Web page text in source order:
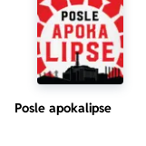
Posle apokalipse